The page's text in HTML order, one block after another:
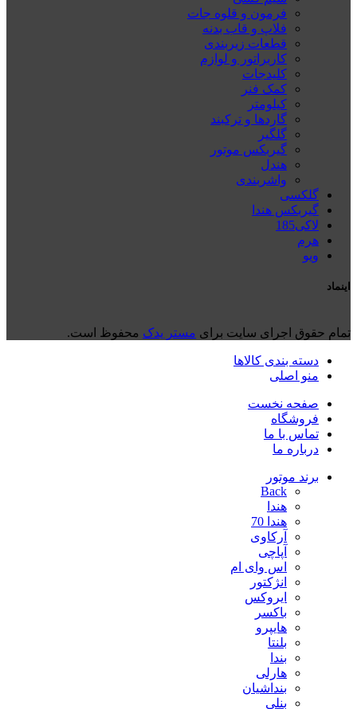
فرمون و قلوه جات
فلاپ و قاب بدنه
قطعات زیربندی
کاربراتور و لوازم
کلیدجات
کمک فنر
کیلومتر
گاردها و ترکبند
گلگیر
گیربکس موتور
هندل
واشربندی
گلکسی
گیربکس هندا
لاکی185
هرم
ويو
اینماد
تمام حقوق اجرای سایت برای مستر یدک محفوظ است.
دسته بندی کالاها
منو اصلی
صفحه نخست
فروشگاه
تماس با ما
درباره ما
برند موتور
Back
هندا
هندا 70
آرکاوی
آپاچی
اس وای ام
انژکتور
ایروکس
باکسر
هایپرو
بلنتا
بندا
هارلی
بنداشیان
بنلی